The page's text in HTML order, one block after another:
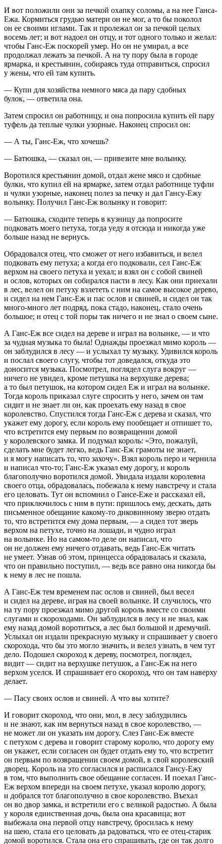
И вот положили они за печкой охапку соломы, а на нее Ганса-
Ежа. Кормиться грудью матери он не мог, а то бы поколол
он ее своими иглами. Так и пролежал он за печкой целых
восемь лет; и вот надоел он отцу, и тот одного только и желал:
чтобы Ганс-Еж поскорей умер. Но он не умирал, а все
продолжал лежать за печкой. А на ту пору была в городе
ярмарка, и крестьянин, собираясь туда отправиться, спросил
у жены, что ей там купить.
— Купи для хозяйства немного мяса да пару сдобных
булок, — ответила она.
Затем спросил он работницу, и она попросила купить ей пару
туфель да теплые чулки узорные. Наконец спросил он:
— А ты, Ганс-Еж, что хочешь?
— Батюшка, — сказал он, — привезите мне волынку.
Воротился крестьянин домой, отдал жене мясо и сдобные
булки, что купил ей на ярмарке, затем отдал работнице туфли
и чулки узорные, наконец полез за печку и дал Гансу-Ежу
волынку. Получил Ганс-Еж волынку и говорит:
— Батюшка, сходите теперь в кузницу да попросите
подковать моего петуха, тогда уеду я отсюда и никогда уже
больше назад не вернусь.
Обрадовался отец, что сможет от него избавиться, и велел
подковать ему петуха; а когда его подковали, сел Ганс-Еж
верхом на своего петуха и уехал; и взял он с собой свиней
и ослов, которых он собирался пасти в лесу. Как они приехали
в лес, велел он петуху взлететь с ним на самое высокое дерево,
и сидел на нем Ганс-Еж и пас ослов и свиней, и сидел он так
много-много лет подряд, пока стадо, наконец, стало очень
большое; и отец с той поры так ничего и не знал о своем сыне.
А Ганс-Еж все сидел на дереве и играл на волынке, — и что
за чудная музыка то была! Однажды проезжал мимо король —
он заблудился в лесу — и услыхал ту музыку. Удивился король
и послал своего слугу, чтобы тот доведался, откуда это
доносится музыка. Посмотрел, поглядел слуга вокруг —
ничего не увидел, кроме петушка на верхушке дерева;
а то был петушок, на котором сидел Еж и играл на волынке.
Тогда король приказал слуге спросить у него, зачем он там
сидит и не знает ли он, как проехать ему назад в свое
королевство. Спустился тогда Ганс-Еж с дерева и сказал, что
укажет ему дорогу, если король ему пообещает и отпишет то,
что встретится ему первым по возвращении домой
у королевского замка. И подумал король: «Это, пожалуй,
сделать мне будет легко, ведь Ганс-Еж грамоты не знает,
и я могу написать то, что захочу». Взял король перо и чернила
и написал что-то; Ганс-Еж указал ему дорогу, и король
благополучно воротился домой. Увидала издали королевна
своего отца, обрадовалась, побежала к нему навстречу и стала
его целовать. Тут он вспомнил о Гансе-Еже и рассказал ей,
что приключилось с ним в пути: пришлось ему, дескать, дать
письменное обещание какому-то диковинному зверю отдать
то, что встретится ему дома первым, — а сидел тот зверь
верхом на петухе, точно на лошади, и чудно играл
на волынке. Но на самом-то деле он написал, что
он не должен ему ничего отдавать, ведь Ганс-Еж читать
не умеет. Узнав об этом, принцесса обрадовалась и сказала,
что он правильно поступил, — ведь все равно она никогда бы
к нему в лес не пошла.
А Ганс-Еж тем временем пас ослов и свиней, был весел
и сидел на дереве, играя на своей волынке. И случилось, что
на ту пору проезжал мимо другой король вместе со своими
слугами и скороходами. Он заблудился в лесу и не знал, как
ему назад домой воротиться, а лес был большой и дремучий.
Услыхал он издали прекрасную музыку и спрашивает у своего
скорохода, что бы это могло значить, и велел узнать, в чем тут
дело. Подошел скороход к дереву, посмотрел, поглядел,
видит — сидит на верхушке петушок, а Ганс-Еж на него
верхом уселся. И спрашивает его скороход, что он там наверху
делает.
— Пасу своих ослов и свиней. А что вы хотите?
И говорит скороход, что они, мол, в лесу заблудились
и не знают, как им вернуться назад в свое королевство, —
не может ли он указать им дорогу. Слез Ганс-Еж вместе
с петухом с дерева и говорит старому королю, что дорогу ему
он укажет, если согласен он будет отдать ему то, что встретит
он первым по возвращении своем домой, в свой королевский
дворец. Король на это согласился и расписался Гансу-Ежу
в том, что выполнить свое обещание согласен. И поехал Ганс-
Еж верхом впереди на своем петухе, указал королю дорогу,
и добрался тот благополучно в свое королевство. Въехал
он во двор замка, и встретили его с великой радостью. А была
у короля единственная дочь, была она красавица; вот
выбежала она первой отцу навстречу, бросилась к нему
на шею, стала его целовать да радоваться, что ее отец-старик
домой воротился. Стала она его спрашивать, где он так долго